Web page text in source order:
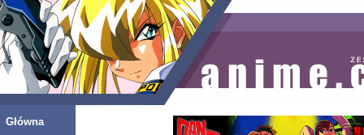
Główna